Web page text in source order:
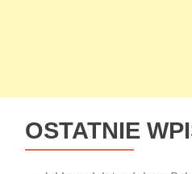
OSTATNIE